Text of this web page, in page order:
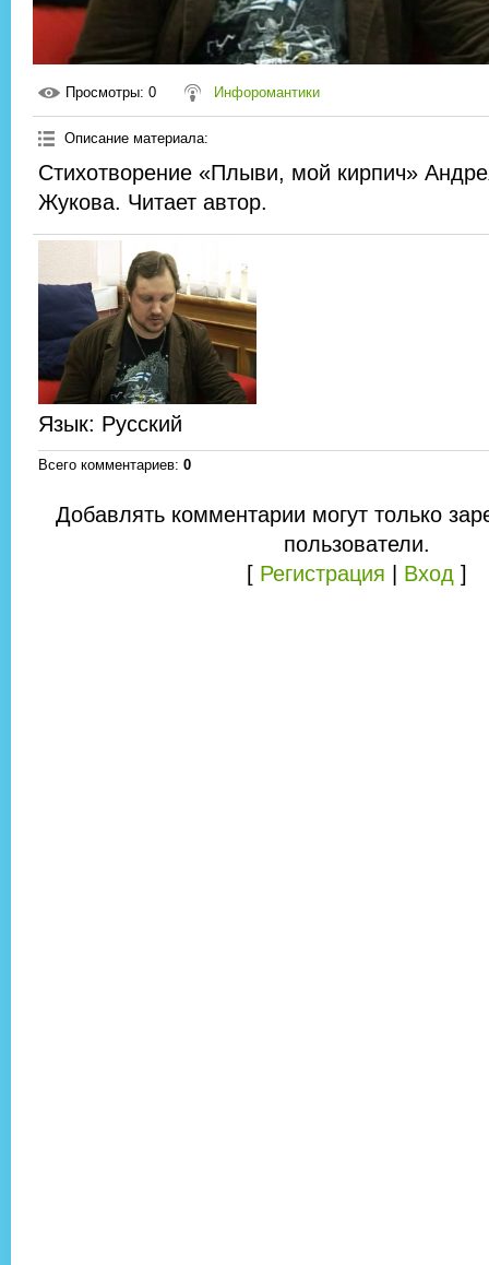
Просмотры: 0 Инфоромантики
Описание материала:
Стихотворение «Плыви, мой кирпич»
Жукова. Читает автор.
Язык: Русский
Всего комментариев: 0
Добавлять комментарии могут только
пользователи.
[ Регистрация Вход ]